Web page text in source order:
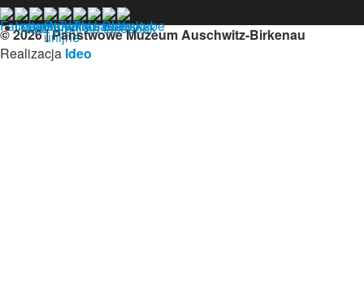
© 2026 | Państwowe Muzeum Auschwitz-Birkenau
Realizacja Ideo
Nasz profil na facebook